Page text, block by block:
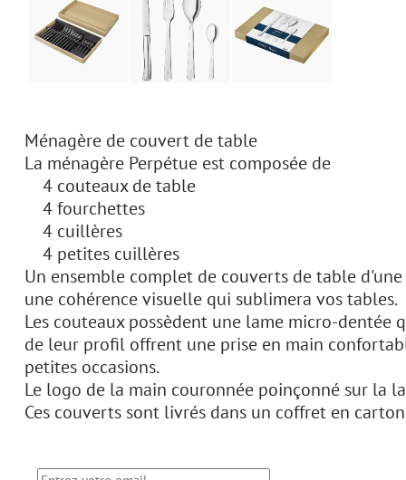
Ménagère de couvert de table
La ménagère Perpétue est composée de
4 couteaux de table
4 fourchettes
4 cuillères
4 petites cuillères
Un ensemble complet de couverts de table
une cohérence visuelle qui sublimera vos tables.
Les couteaux possèdent une lame micro-dentée
de leur profil offrent une prise en main
petites occasions.
Le logo de la main couronnée poinçonné sur la
Ces couverts sont livrés dans un coffret en